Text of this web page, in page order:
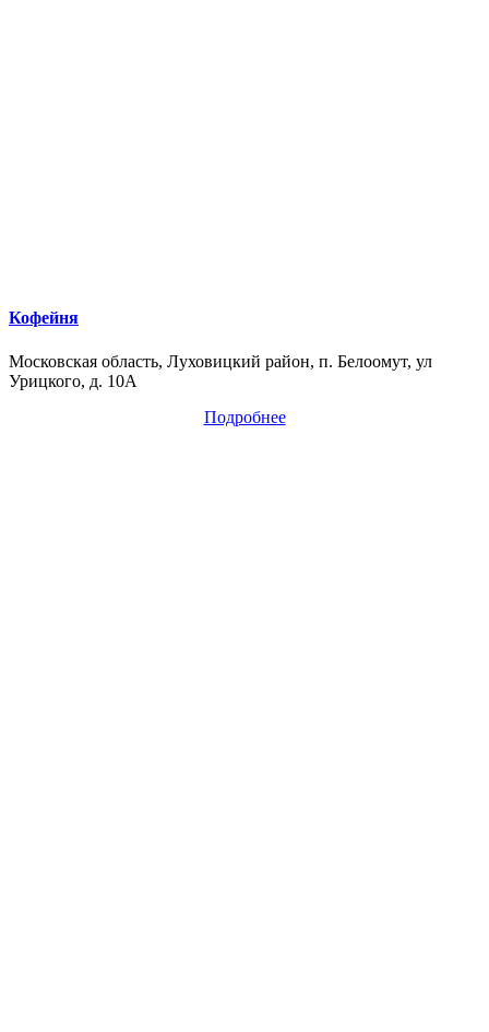
Кофейня
Московская область, Луховицкий район, п. Белоомут, ул
Урицкого, д. 10А
Подробнее